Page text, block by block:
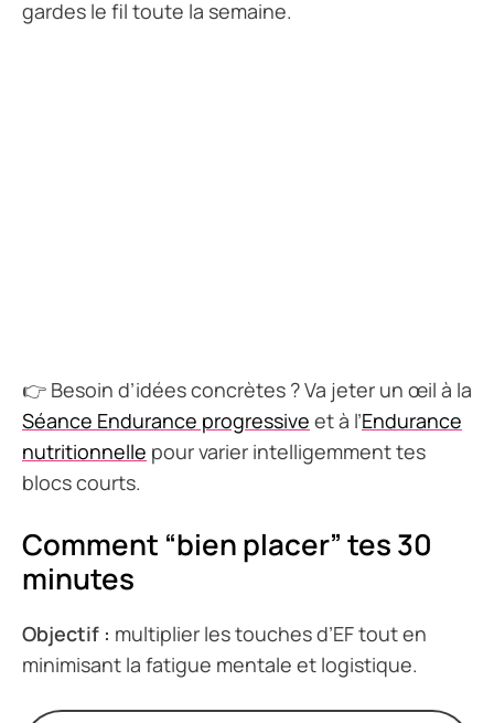
gardes le fil toute la semaine.
👉 Besoin d’idées concrètes ? Va jeter un œil à la
Séance Endurance progressive et à l’Endurance
nutritionnelle pour varier intelligemment tes
blocs courts.
Comment “bien placer” tes 30
minutes
Objectif : multiplier les touches d’EF tout en
minimisant la fatigue mentale et logistique.